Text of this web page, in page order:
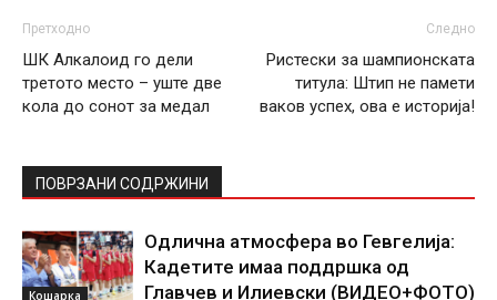
Претходно
ШК Алкалоид го дели
третото место – уште две
кола до сонот за медал
Следно
Ристески за шампионската
титула: Штип не памети
ваков успех, ова е историја!
ПОВРЗАНИ СОДРЖИНИ
Кошарка
Одлична атмосфера во Гевгелија:
Кадетите имаа поддршка од
Главчев и Илиевски (ВИДЕО+ФОТО)